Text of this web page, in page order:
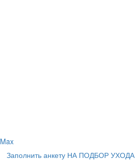
Max
Заполнить анкету НА ПОДБОР УХОДА